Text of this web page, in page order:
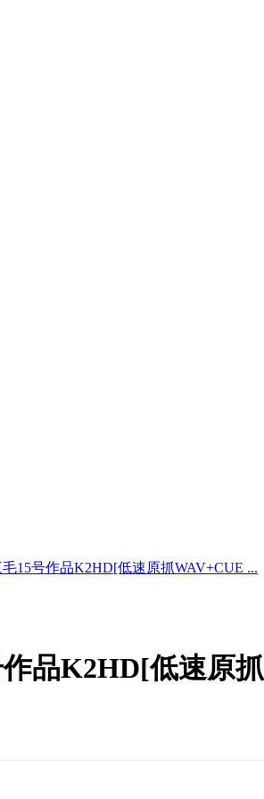
15号作品K2HD[低速原抓WAV+CUE ...
品K2HD[低速原抓